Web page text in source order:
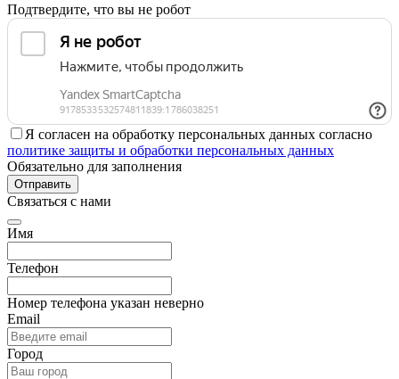
Подтвердите, что вы не робот
Я согласен на обработку персональных данных согласно
политике защиты и обработки персональных данных
Обязательно для заполнения
Отправить
Связаться с нами
Имя
Телефон
Номер телефона указан неверно
Email
Город